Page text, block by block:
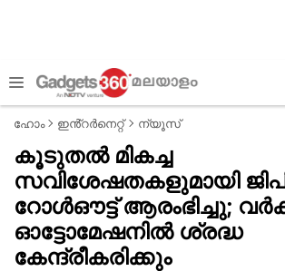
ഹോം ഇൻ്റർനെറ്റ് ന്യൂസ്
കൂടുതൽ മികച്ച
സവിശേഷതകളുമായി
റോൾഔട്ട് ആരംഭിച്ചു;
ഓട്ടോമേഷനിൽ ശ്രദ്ധ
കേന്ദ്രീകരിക്കും